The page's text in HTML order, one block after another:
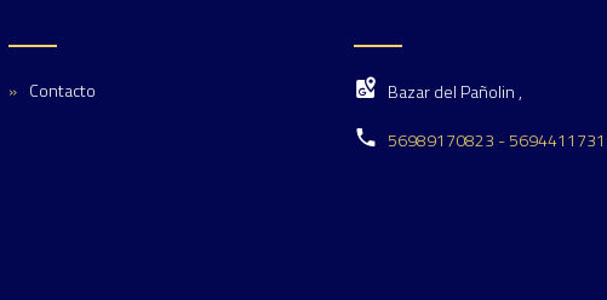
Contacto
Bazar del Pañolin ,
56989170823 -